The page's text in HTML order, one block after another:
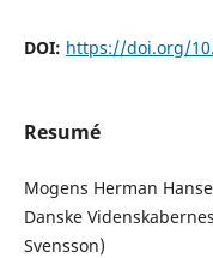
DOI: https://doi.org/
Resumé
Mogens Herman
Danske
Svensson)